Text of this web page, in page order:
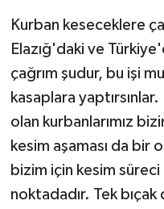
Kurban keseceklere
Elazığ'daki ve
çağrım şudur, bu işi
kasaplara
olan kurbanlarımız
kesim aşaması da bir
bizim için kesim
noktadadır. Tek